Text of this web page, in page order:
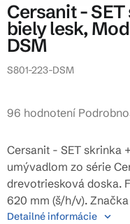
Cersanit -
biely lesk,
DSM
S801-223-DSM
Priemerné
produktu
je
3,7
z
5
96 hodnotení
Cersanit - SET
umývadlom zo série
drevotriesková doska.
620 mm (š/h/v).
Detailné informácie